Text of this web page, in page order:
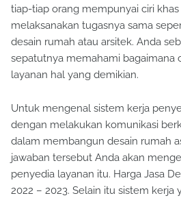
tiap-tiap orang mempunyai ciri
melaksanakan tugasnya sama
desain rumah atau arsitek. Anda
sepatutnya memahami bagaimana
layanan hal yang demikian.
Untuk mengenal sistem kerja
dengan melakukan komunikasi
dalam membangun desain rumah
jawaban tersebut Anda akan
penyedia layanan itu. Harga Jasa
2022 – 2023. Selain itu sistem kerja